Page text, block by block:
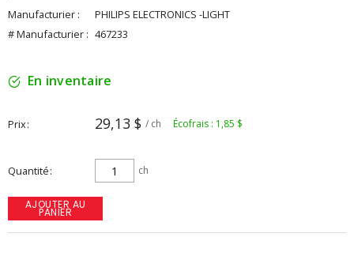
Manufacturier :
PHILIPS ELECTRONICS -LIGHT
# Manufacturier : 467233
En inventaire
Prix 29,13 $ / ch Écofrais : 1,85 $
Quantité ch
AJOUTER AU
PANIER